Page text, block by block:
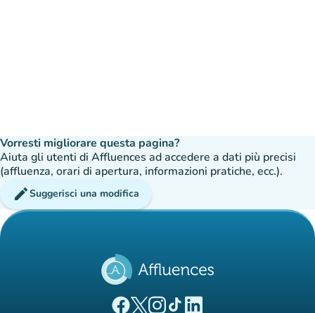
Vorresti migliorare questa pagina?
Aiuta gli utenti di Affluences ad accedere a dati più precisi
(affluenza, orari di apertura, informazioni pratiche, ecc.).
editSuggerisci una modifica
(nuova scheda)
(nuova scheda)
(nuova scheda)
(nuova scheda)